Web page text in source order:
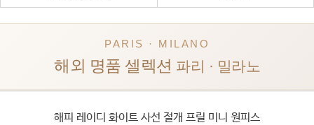
PARIS · MILANO
해외 명품 셀렉션 파리 · 밀라노
해피 레이디 화이트 사선 절개 프릴 미니 원피스